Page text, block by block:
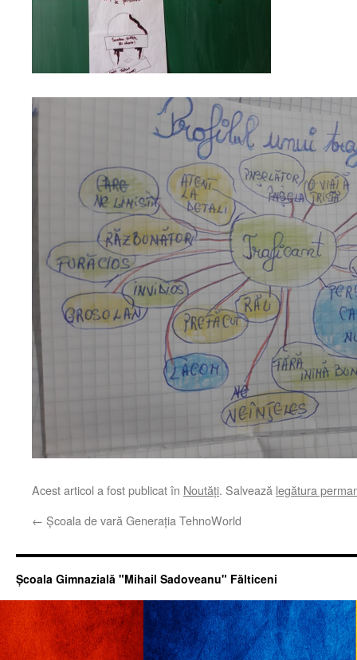
Acest articol a fost publicat în Noutăți. Salvează legătura
← Școala de vară Generația TehnoWorld
Şcoala Gimnazială "Mihail Sadoveanu" Fălticeni